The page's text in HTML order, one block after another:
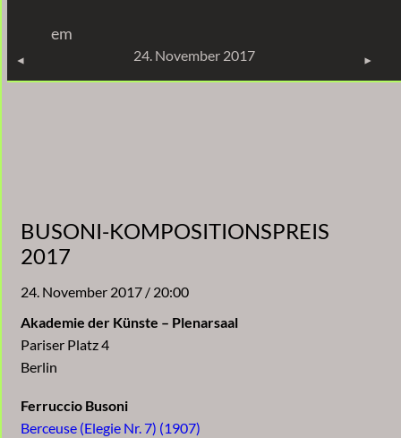
springen
em
24. November 2017
BUSONI-KOMPOSITIONSPREIS
2017
24. November 2017 / 20:00
Akademie der Künste – Plenarsaal
Pariser Platz 4
Berlin
Ferruccio Busoni
Berceuse (Elegie Nr. 7) (1907)